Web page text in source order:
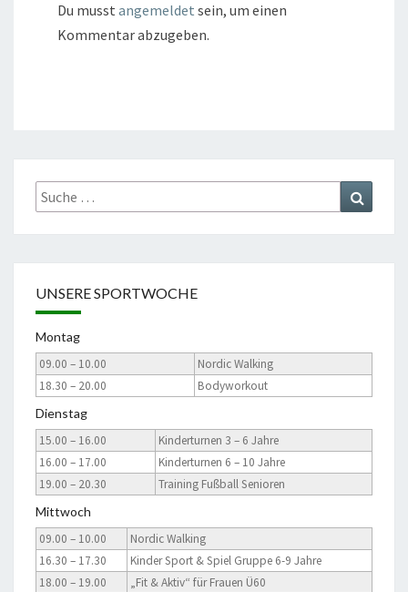
Du musst angemeldet sein, um einen
Kommentar abzugeben.
Suche
nach:
UNSERE SPORTWOCHE
Montag
09.00 – 10.00
Nordic Walking
18.30 – 20.00
Bodyworkout
Dienstag
15.00 – 16.00
Kinderturnen 3 – 6 Jahre
16.00 – 17.00
Kinderturnen 6 – 10 Jahre
19.00 – 20.30
Training Fußball Senioren
Mittwoch
09.00 – 10.00
Nordic Walking
16.30 – 17.30
Kinder Sport & Spiel Gruppe 6-9 Jahre
18.00 – 19.00
„Fit & Aktiv“ für Frauen Ü60